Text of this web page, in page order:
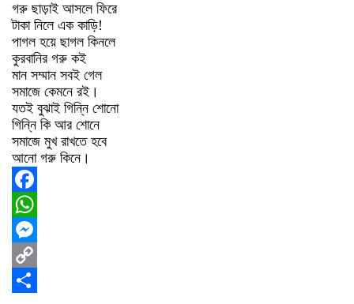
গরু ছাড়াই আসলে ফিরে
টাকা নিলে এক কাড়ি!
পাগল হয়ে ছাগল কিনলে
কুরবানির গরু কই
মান সম্মান সবই গেল
সমাজে কেমনে রই।
যতই বুঝাই গিন্নি শোনো
গিন্নি কি আর শোনে
সমাজে মুখ রাখতে হবে
আনো গরু কিনে।
Facebook
WhatsApp
Messenger
Copy